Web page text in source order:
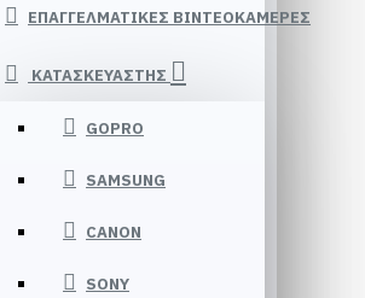
ΕΠΑΓΓΕΛΜΑΤΙΚΕΣ ΒΙΝΤΕΟΚΑΜΕΡΕΣ
ΚΑΤΑΣΚΕΥΑΣΤΗΣ
GOPRO
SAMSUNG
CANON
SONY